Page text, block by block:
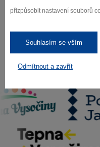
přizpůsobit nastavení souborů
Souhlasím se vším
Odmítnout a zavřít